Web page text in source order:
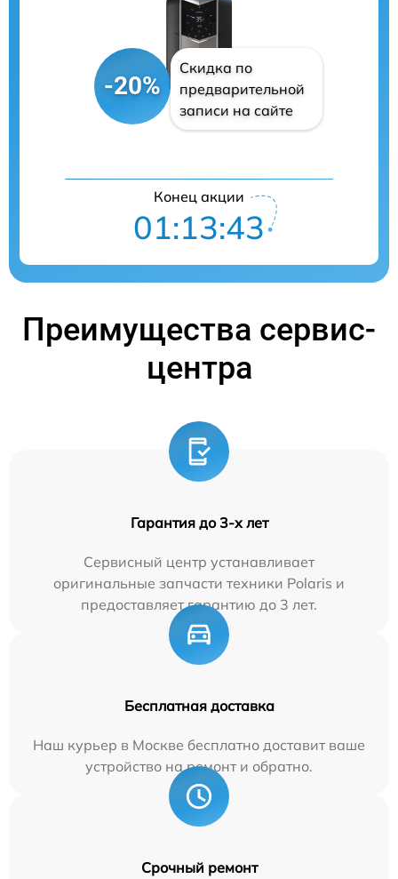
-20%
Скидка по
предварительной
записи на сайте
Конец акции
01:13:42
Преимущества сервис-
центра
Гарантия до 3-х лет
Сервисный центр устанавливает
оригинальные запчасти техники Polaris и
предоставляет гарантию до 3 лет.
Бесплатная доставка
Наш курьер в Москве бесплатно доставит ваше
устройство на ремонт и обратно.
Срочный ремонт